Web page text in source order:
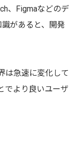
、Figmaなどのデ
があると、開発
は急速に変化して
でより良いユーザ